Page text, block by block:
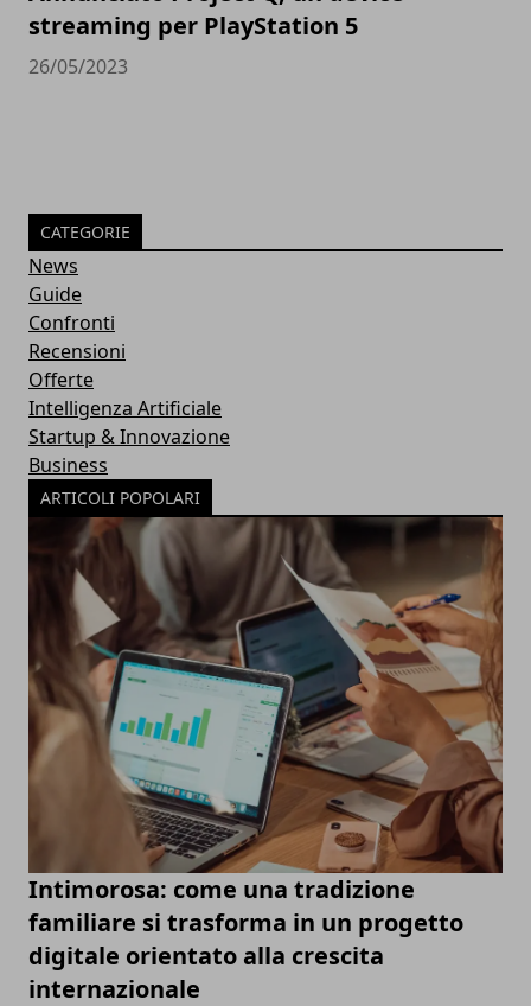
streaming per PlayStation 5
26/05/2023
CATEGORIE
News
Guide
Confronti
Recensioni
Offerte
Intelligenza Artificiale
Startup & Innovazione
Business
ARTICOLI POPOLARI
Intimorosa: come una tradizione
familiare si trasforma in un progetto
digitale orientato alla crescita
internazionale